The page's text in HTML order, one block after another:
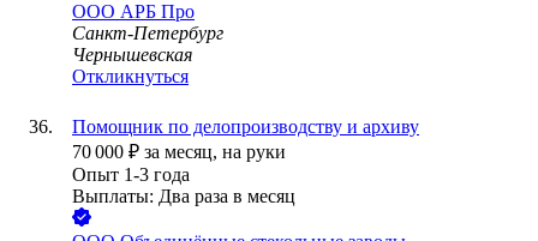
ООО АРБ Про
Санкт-Петербург
Чернышевская
Откликнуться
Помощник по делопроизводству и архиву
70 000 ₽ за месяц, на руки
Опыт 1-3 года
Выплаты: Два раза в месяц